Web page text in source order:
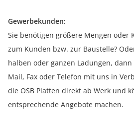
Gewerbekunden:
Sie benötigen größere Mengen oder
zum Kunden bzw. zur Baustelle?
halben oder ganzen Ladungen,
Mail, Fax oder Telefon mit uns in
die OSB Platten direkt ab Werk und
entsprechende Angebote machen.